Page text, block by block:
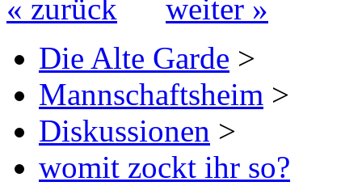
« zurück
weiter »
Die Alte Garde >
Mannschaftsheim >
Diskussionen >
womit zockt ihr so?